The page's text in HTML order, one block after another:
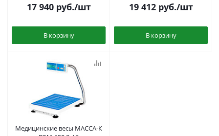
17 940руб./шт
В корзину
19 412руб./шт
В корзину
Медицинские весы МАССА-К